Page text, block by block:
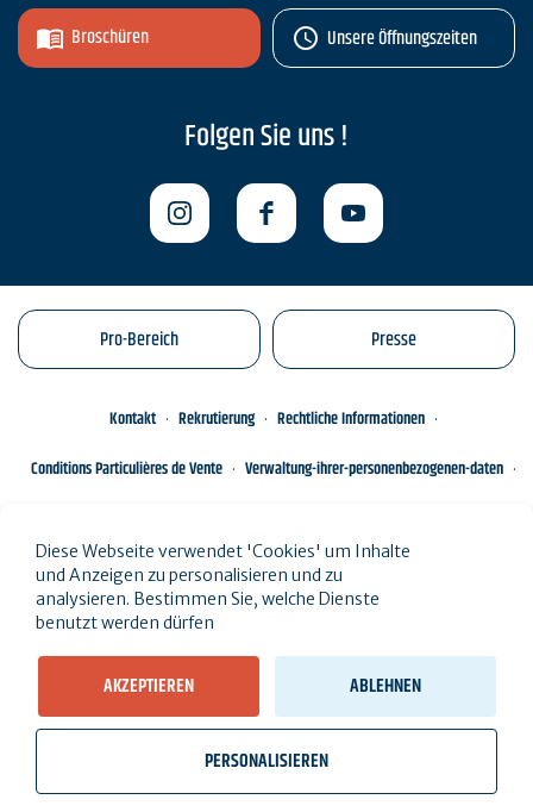
Broschüren Unsere Öffnungszeiten
Folgen Sie uns !
Pro-Bereich Presse
Kontakt Rekrutierung
Rechtliche Informationen
Conditions Particulières de Vente
Verwaltung-ihrer-personenbezogenen-daten
Diese Webseite verwendet 'Cookies' um Inhalte
und Anzeigen zu personalisieren und zu
analysieren. Bestimmen Sie, welche Dienste
benutzt werden dürfen
AKZEPTIEREN ABLEHNEN
PERSONALISIEREN